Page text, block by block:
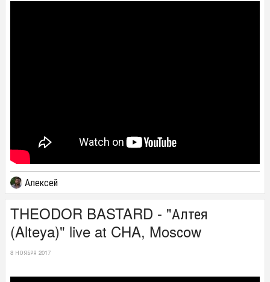
Алексей
THEODOR BASTARD - "Алтея
(Alteya)" live at CHA, Mosсow
8 НОЯБРЯ 2017